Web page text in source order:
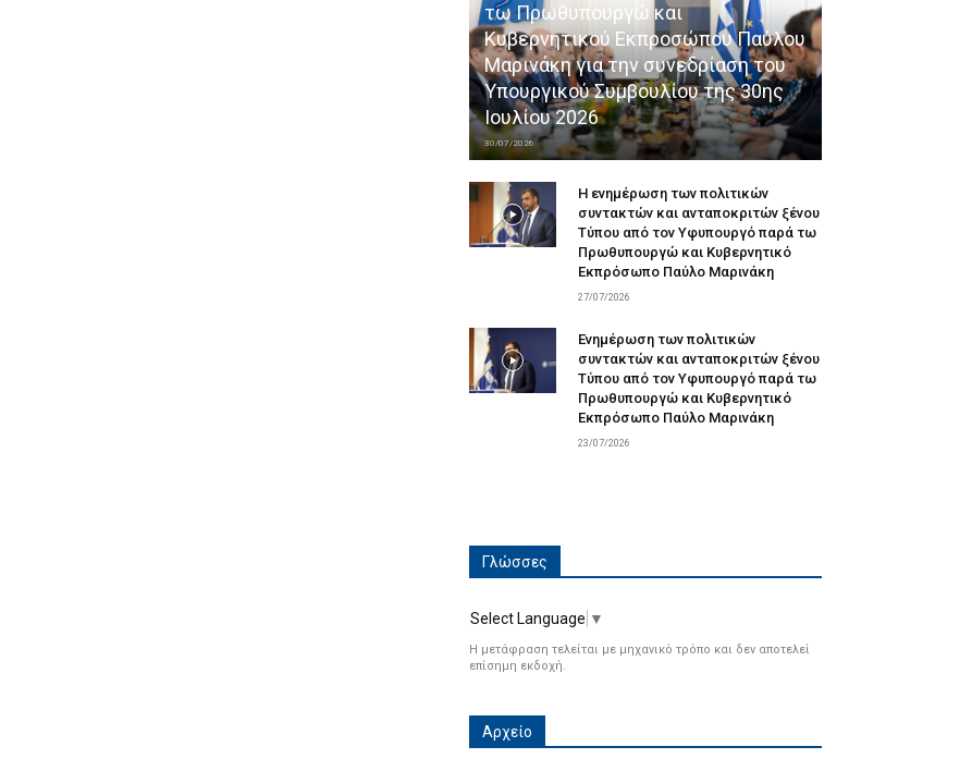
τω Πρωθυπουργώ και
Κυβερνητικού Εκπροσώπου Παύλου
Μαρινάκη για την συνεδρίαση του
Υπουργικού Συμβουλίου της 30ης
Ιουλίου 2026
30/07/2026
Η ενημέρωση των πολιτικών
συντακτών και ανταποκριτών ξένου
Τύπου από τον Υφυπουργό παρά τω
Πρωθυπουργώ και Κυβερνητικό
Εκπρόσωπο Παύλο Μαρινάκη
27/07/2026
Ενημέρωση των πολιτικών
συντακτών και ανταποκριτών ξένου
Τύπου από τον Υφυπουργό παρά τω
Πρωθυπουργώ και Κυβερνητικό
Εκπρόσωπο Παύλο Μαρινάκη
23/07/2026
Γλώσσες
Select Language ▼
Η μετάφραση τελείται με μηχανικό τρόπο και δεν αποτελεί
επίσημη εκδοχή.
Αρχείο